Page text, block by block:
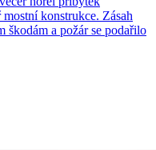
konstrukce. Zásah
škodám a požár se podařilo